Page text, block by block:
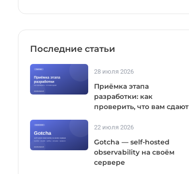
Последние статьи
28 июля 2026
Приёмка этапа
разработки: как
проверить, что вам сдают
22 июля 2026
Gotcha — self-hosted
observability на своём
сервере